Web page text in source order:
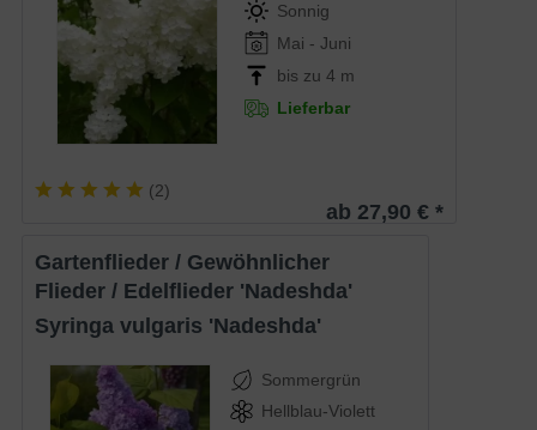
Sonnig
Mai - Juni
bis zu 4 m
Lieferbar
(2)
ab 27,90 € *
Gartenflieder / Gewöhnlicher
Flieder / Edelflieder 'Nadeshda'
Syringa vulgaris 'Nadeshda'
Sommergrün
Hellblau-Violett